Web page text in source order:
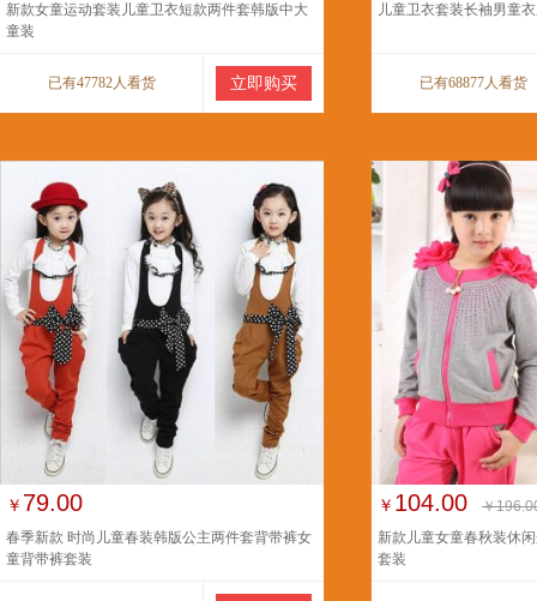
新款女童运动套装儿童卫衣短款两件套韩版中大
童装
已有47782人看货 立即购买
儿童卫衣套装长袖男童
已有68877人看货
￥ 79.00
春季新款 时尚儿童春装韩版公主两件套背带裤女
童背带裤套装
￥ 104.00
￥
新款儿童女童春秋装休
套装